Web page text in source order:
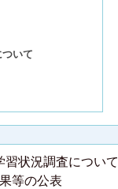
いて
習状況調査について
等の公表